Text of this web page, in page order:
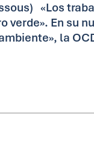
«Los
verde». En su
la